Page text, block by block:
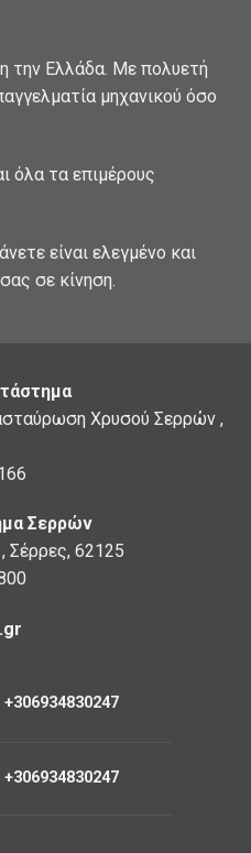
την Ελλάδα. Με πολυετή
μηχανικού όσο
όλα τα επιμέρους
είναι ελεγμένο και
σε κίνηση.
Χρυσού Σερρών ,
Σερρών
Σέρρες, 62125
+306934830247
+306934830247